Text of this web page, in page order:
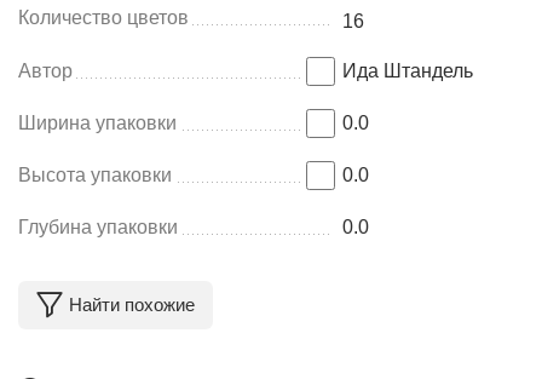
Количество цветов 16
Автор Ида Штандель
Ширина упаковки 0.0
Высота упаковки 0.0
Глубина упаковки 0.0
Найти похожие